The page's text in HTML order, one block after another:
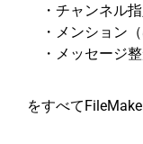
・チャンネル
・メンション（
・メッセージ整
をすべて